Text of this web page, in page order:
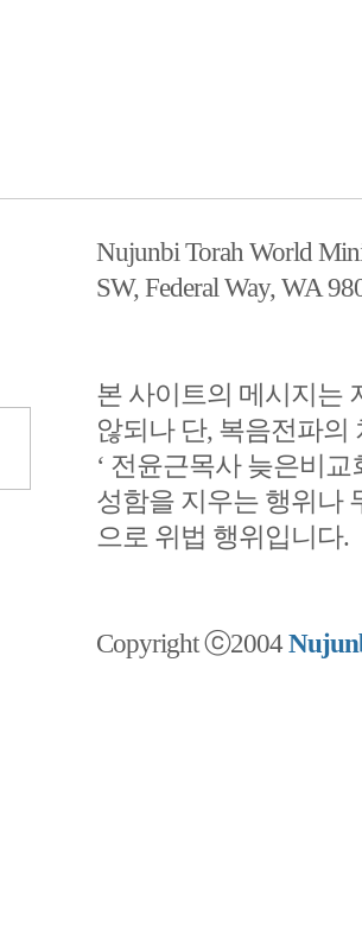
Nujunbi Torah World
SW, Federal Way, WA
본 사이트의 메시지는
않되나 단, 복음전파의
‘ 전윤근목사 늦은비교
성함을 지우는 행위나
으로 위법 행위입니다.
Copyright ⓒ2004